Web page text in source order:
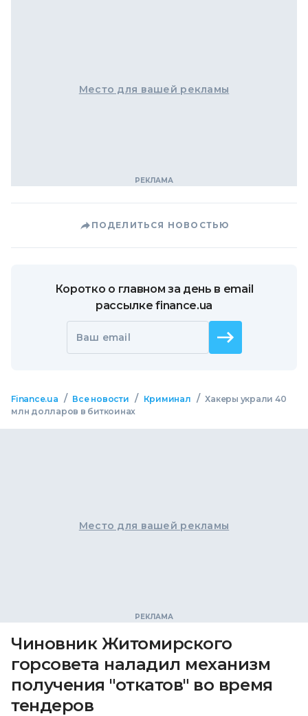
Место для вашей рекламы
ПОДЕЛИТЬСЯ НОВОСТЬЮ
Коротко о главном за день в email
рассылке finance.ua
Ваш email
Finance.ua / Все новости / Криминал / Хакеры украли 40
млн долларов в биткоинах
Место для вашей рекламы
Чиновник Житомирского
горсовета наладил механизм
получения "откатов" во время
тендеров